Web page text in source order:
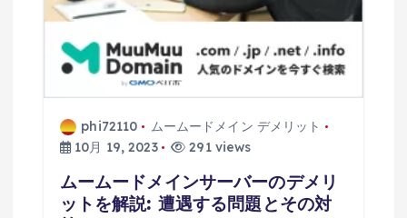
phi72110
ムームードメイン デメリット
10月 19, 2023
291 views
ムームードメインサーバーのデメリ
ットを解説: 遭遇する問題とその対